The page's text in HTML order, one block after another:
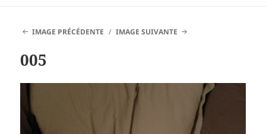
IMAGE PRÉCÉDENTE IMAGE SUIVANTE
005